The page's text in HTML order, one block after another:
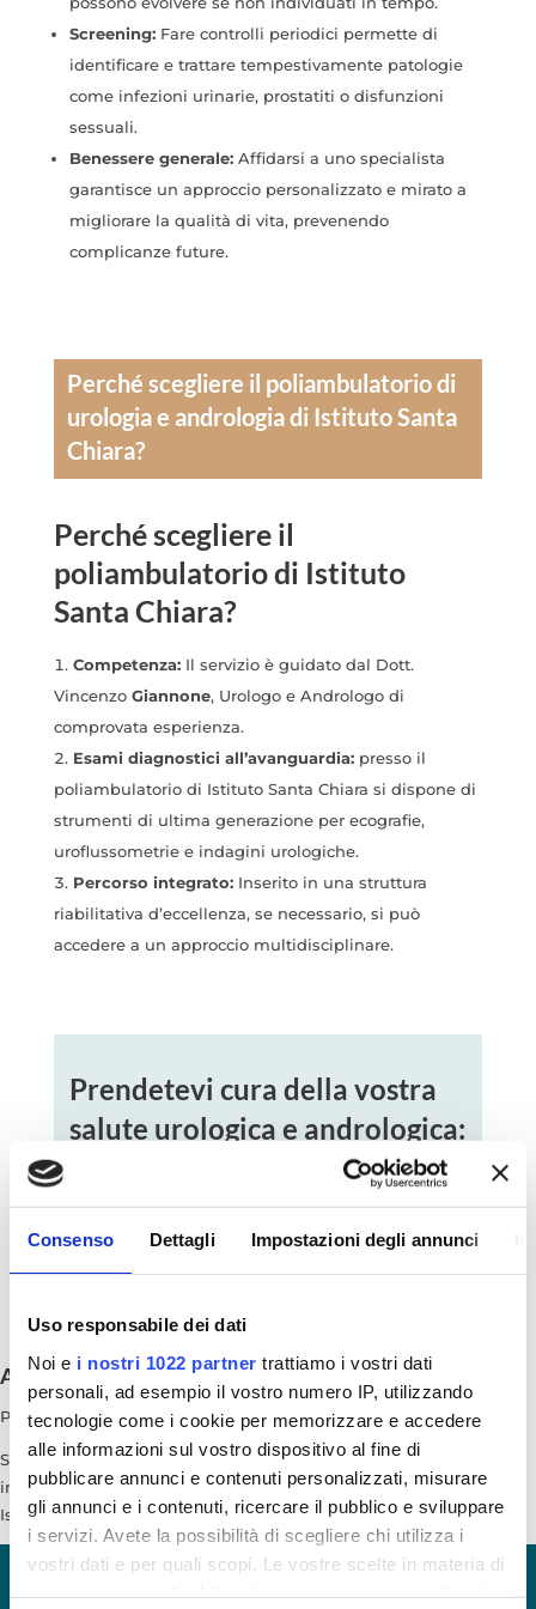
Consenso Dettagli Impostazioni degli annunci
Uso responsabile dei dati
Noi e i nostri 1022 partner trattiamo i vostri dati
personali, ad esempio il vostro numero IP, utilizzando
tecnologie come i cookie per memorizzare e accedere
alle informazioni sul vostro dispositivo al fine di
pubblicare annunci e contenuti personalizzati, misurare
gli annunci e i contenuti, ricercare il pubblico e sviluppare
i servizi. Avete la possibilità di scegliere chi utilizza i
vostri dati e per quali scopi. Le vostre scelte in materia di
Screening:Fare controlli periodici permette di
identificare e trattare tempestivamente patologie
come infezioni urinarie, prostatiti o disfunzioni
sessuali.
Benessere generale:Affidarsi a uno specialista
garantisce un approccio personalizzato e mirato a
migliorare la qualità di vita, prevenendo
complicanze future.
Perché scegliere il poliambulatorio di
urologia e andrologia di Istituto Santa
Chiara?
Perché scegliere il
poliambulatorio di Istituto
Santa Chiara?
Competenza:Il servizio è guidato dal Dott.
Vincenzo Giannone, Urologo e Andrologo di
comprovata esperienza.
Esami diagnostici all’avanguardia: presso il
poliambulatorio di Istituto Santa Chiara si dispone di
strumenti di ultima generazione per ecografie,
uroflussometrie e indagini urologiche.
Percorso integrato:Inserito in una struttura
riabilitativa d’eccellenza, se necessario, si può
accedere a un approccio multidisciplinare.
Prendetevi cura della vostra
salute urologica e andrologica:
prenotate una visita per un
controllo o uno screening di
prevenzione.
AUTORE
Alessia Narracci
Psicologa
Specializzanda in Psicoterapia Cognitivo Comportamentale a
indirizzo neuropsicologico presso la scuola di specializzazione di
Istituto Santa Chiara, sede di Lecce
CONTATTACI